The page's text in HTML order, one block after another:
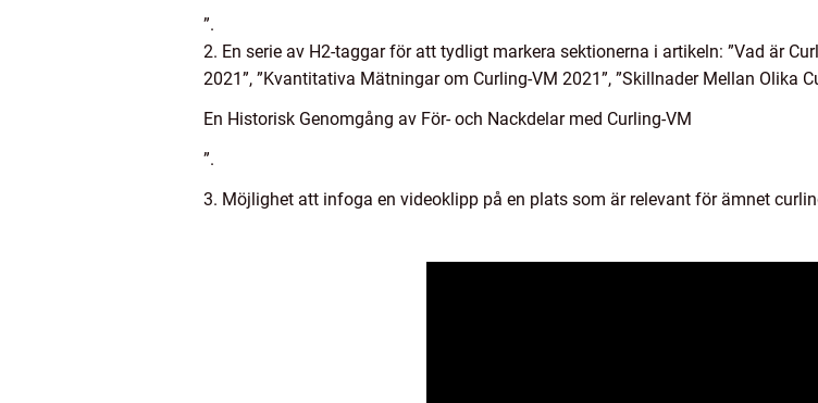
”.
2. En serie av H2-taggar för att tydligt markera sektionerna i artikeln: ”Vad är
2021”, ”Kvantitativa Mätningar om Curling-VM 2021”, ”Skillnader Mellan Olika
En Historisk Genomgång av För- och Nackdelar med Curling-VM
”.
3. Möjlighet att infoga en videoklipp på en plats som är relevant för ämnet